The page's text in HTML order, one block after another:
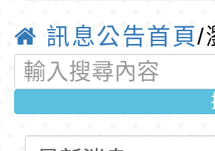
梯特教代課
公告(尚有缺
東門國小
梯特教代理
公告(尚有缺
特殊教育學
明手冊(修訂
轉知臺中市
訊息公告首頁/